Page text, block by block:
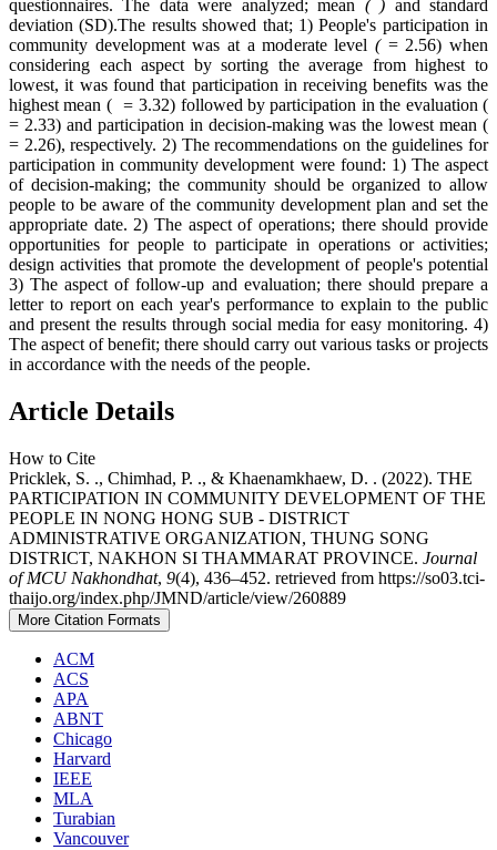
questionnaires. The data were analyzed; mean ( ) and standard
deviation (SD).The results showed that; 1) People's participation in
community development was at a moderate level (= 2.56) when
considering each aspect by sorting the average from highest to
lowest, it was found that participation in receiving benefits was the
highest mean ( = 3.32) followed by participation in the evaluation (
= 2.33) and participation in decision-making was the lowest mean (
= 2.26), respectively. 2) The recommendations on the guidelines for
participation in community development were found: 1) The aspect
of decision-making; the community should be organized to allow
people to be aware of the community development plan and set the
appropriate date. 2) The aspect of operations; there should provide
opportunities for people to participate in operations or activities;
design activities that promote the development of people's potential
3) The aspect of follow-up and evaluation; there should prepare a
letter to report on each year's performance to explain to the public
and present the results through social media for easy monitoring. 4)
The aspect of benefit; there should carry out various tasks or projects
in accordance with the needs of the people.
Article Details
How to Cite
Pricklek, S. ., Chimhad, P. ., & Khaenamkhaew, D. . (2022). THE
PARTICIPATION IN COMMUNITY DEVELOPMENT OF THE
PEOPLE IN NONG HONG SUB - DISTRICT
ADMINISTRATIVE ORGANIZATION, THUNG SONG
DISTRICT, NAKHON SI THAMMARAT PROVINCE. Journal
of MCU Nakhondhat, 9(4), 436–452. retrieved from https://so03.tci-
thaijo.org/index.php/JMND/article/view/260889
More Citation Formats
ACM
ACS
APA
ABNT
Chicago
Harvard
IEEE
MLA
Turabian
Vancouver